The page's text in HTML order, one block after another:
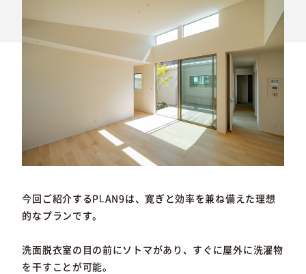
今回ご紹介するPLAN9は、寛ぎと効率を兼ね備えた理想
的なプランです。
洗面脱衣室の目の前にソトマがあり、すぐに屋外に洗濯物
を干すことが可能。